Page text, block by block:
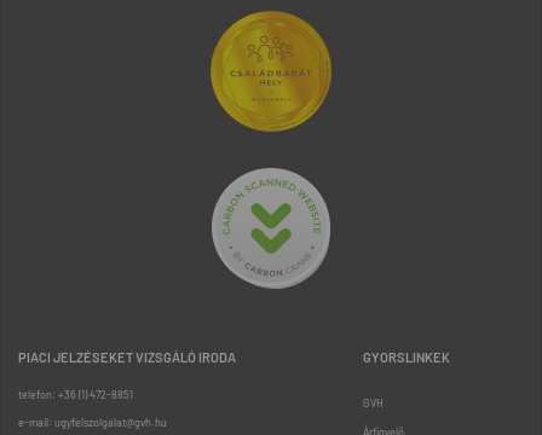
PIACI JELZÉSEKET VIZSGÁLÓ IRODA
telefon: +36 (1) 472-8851
e-mail: ugyfelszolgalat@gvh.hu
GYORSLINKEK
GVH